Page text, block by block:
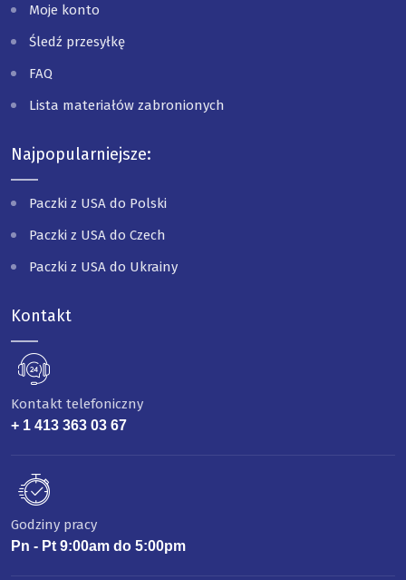
Moje konto
Śledź przesyłkę
FAQ
Lista materiałów zabronionych
Najpopularniejsze:
Paczki z USA do Polski
Paczki z USA do Czech
Paczki z USA do Ukrainy
Kontakt
Kontakt telefoniczny
+ 1 413 363 03 67
Godziny pracy
Pn - Pt 9:00am do 5:00pm